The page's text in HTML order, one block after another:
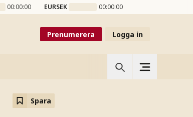
00:00:00 EURSEK 00:00:00
Prenumerera Logga in
Spara